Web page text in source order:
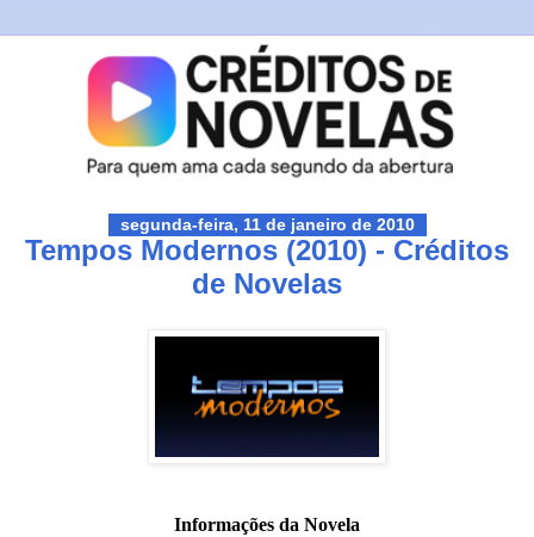
segunda-feira, 11 de janeiro de 2010
Tempos Modernos (2010) - Créditos
de Novelas
Informações da Novela